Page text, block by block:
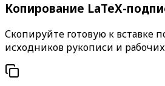
Копирование LaTeX-
Скопируйте готовую к вставке
исходников рукописи и